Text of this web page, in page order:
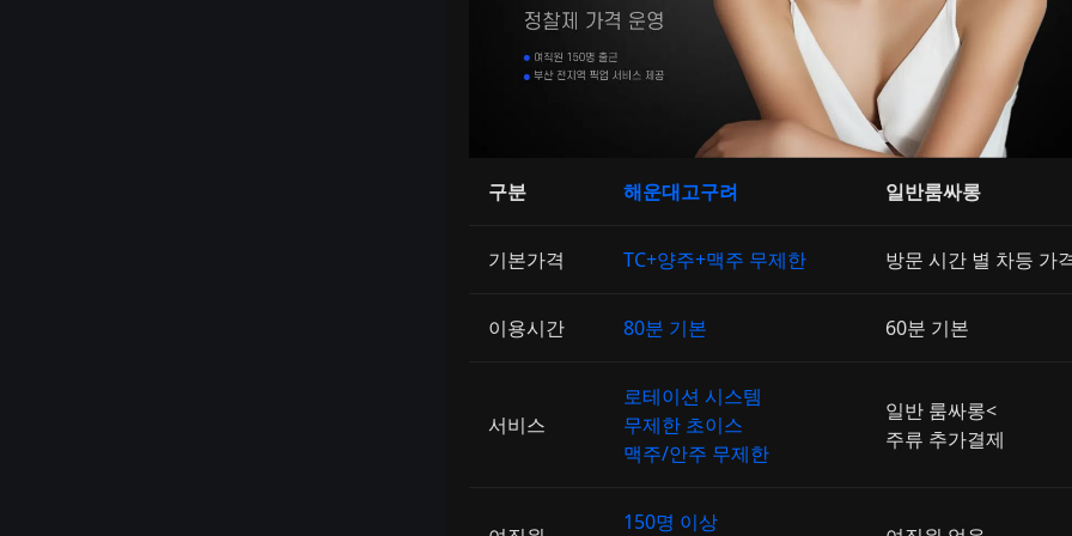
구분 해운대고구려 일반룸싸롱
기본가격 TC+양주+맥주 무제한 방문 시간 별 차등 가
이용시간 80분 기본 60분 기본
서비스
로테이션 시스템
무제한 초이스
맥주/안주 무제한
일반 룸싸롱<
주류 추가결제
150명 이상